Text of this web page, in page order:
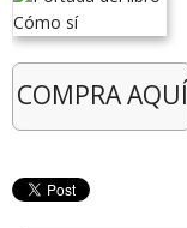
COMPRA AQUÍ